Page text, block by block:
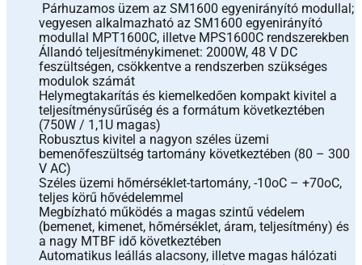
Párhuzamos üzem az SM1600 egyenirányító modullal;
vegyesen alkalmazható az SM1600 egyenirányító
modullal MPT1600C, illetve MPS1600C rendszerekben
Állandó teljesítménykimenet: 2000W, 48 V DC
feszültségen, csökkentve a rendszerben szükséges
modulok számát
Helymegtakarítás és kiemelkedően kompakt kivitel a
teljesítménysűrűség és a formátum következtében
(750W / 1,1U magas)
Robusztus kivitel a nagyon széles üzemi
bemenőfeszültség tartomány következtében (80 – 300
V AC)
Széles üzemi hőmérséklet-tartomány, -10oC – +70oC,
teljes körű hővédelemmel
Megbízható működés a magas szintű védelem
(bemenet, kimenet, hőmérséklet, áram, teljesítmény) és
a nagy MTBF idő következtében
Automatikus leállás alacsony, illetve magas hálózati